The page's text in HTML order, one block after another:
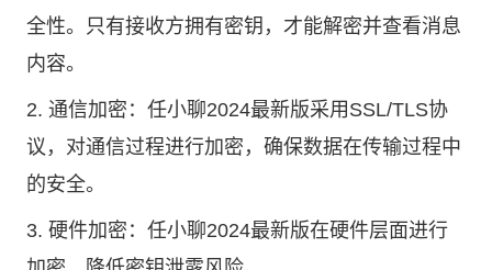
全性。只有接收方拥有密钥，才能解密并查看消息
内容。
2. 通信加密：任小聊2024最新版采用SSL/TLS协
议，对通信过程进行加密，确保数据在传输过程中
的安全。
3. 硬件加密：任小聊2024最新版在硬件层面进行